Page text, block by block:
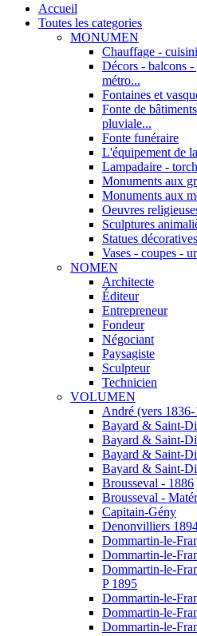
Accueil
Toutes les categories
MONUMEN
Chauffage -
Décors - balcons
métro...
Fontaines et
Fonte de
pluviale...
Fonte funéraire
L'équipement de
Lampadaire -
Monuments aux
Monuments aux
Oeuvres
Sculptures
Statues décoratives
Vases - coupes -
NOMEN
Architecte
Éditeur
Entrepreneur
Fondeur
Négociant
Paysagiste
Sculpteur
Technicien
VOLUMEN
André (vers
Bayard & Saint-
Bayard & Saint-
Bayard & Saint-
Bayard & Saint-
Brousseval - 1886
Brousseval -
Capitain-Gény
Denonvilliers
Dommartin-le-
Dommartin-le-
Dommartin-le-
P 1895
Dommartin-le-
Dommartin-le-
Dommartin-le-